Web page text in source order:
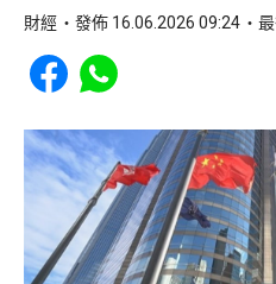
財經 發佈 16.06.2026 09:24
Share to Facebook
Share to WhatsApp